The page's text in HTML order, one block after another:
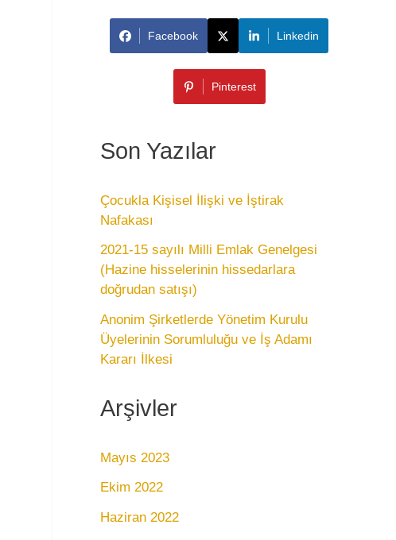
Facebook Linkedin
Pinterest
Son Yazılar
Çocukla Kişisel İlişki ve İştirak
Nafakası
2021-15 sayılı Milli Emlak Genelgesi
(Hazine hisselerinin hissedarlara
doğrudan satışı)
Anonim Şirketlerde Yönetim Kurulu
Üyelerinin Sorumluluğu ve İş Adamı
Kararı İlkesi
Arşivler
Mayıs 2023
Ekim 2022
Haziran 2022